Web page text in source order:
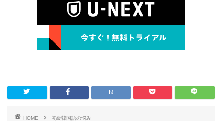
HOME
初級韓国語の悩み